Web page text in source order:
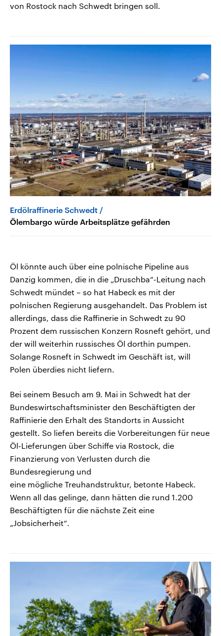
von Rostock nach Schwedt bringen soll.
Erdölraffinerie Schwedt
Ölembargo würde Arbeitsplätze gefährden
Öl könnte auch über eine polnische Pipeline aus
Danzig kommen, die in die „Druschba“-Leitung nach
Schwedt mündet – so hat Habeck es mit der
polnischen Regierung ausgehandelt. Das Problem ist
allerdings, dass die Raffinerie in Schwedt zu 90
Prozent dem russischen Konzern Rosneft gehört, und
der will weiterhin russisches Öl dorthin pumpen.
Solange Rosneft in Schwedt im Geschäft ist, will
Polen überdies nicht liefern.
Bei seinem Besuch am 9. Mai in Schwedt hat der
Bundeswirtschaftsminister den Beschäftigten der
Raffinierie den Erhalt des Standorts in Aussicht
gestellt. So liefen bereits die Vorbereitungen für neue
Öl-Lieferungen über Schiffe via Rostock, die
Finanzierung von Verlusten durch die
Bundesregierung und
eine mögliche Treuhandstruktur, betonte Habeck.
Wenn all das gelinge, dann hätten die rund 1.200
Beschäftigten für die nächste Zeit eine
„Jobsicherheit“.